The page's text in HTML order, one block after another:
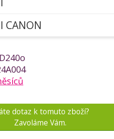
dotaz k tomuto zboží?
Zavoláme Vám.